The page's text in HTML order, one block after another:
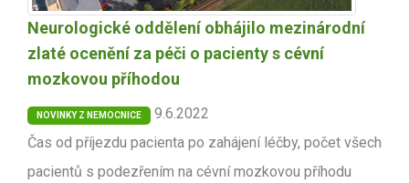
Neurologické oddělení obhájilo mezinárodní
zlaté ocenění za péči o pacienty s cévní
mozkovou příhodou
NOVINKY Z NEMOCNICE
9.6.2022
Čas od příjezdu pacienta po zahájení léčby, počet všech
pacientů s podezřením na cévní mozkovou příhodu